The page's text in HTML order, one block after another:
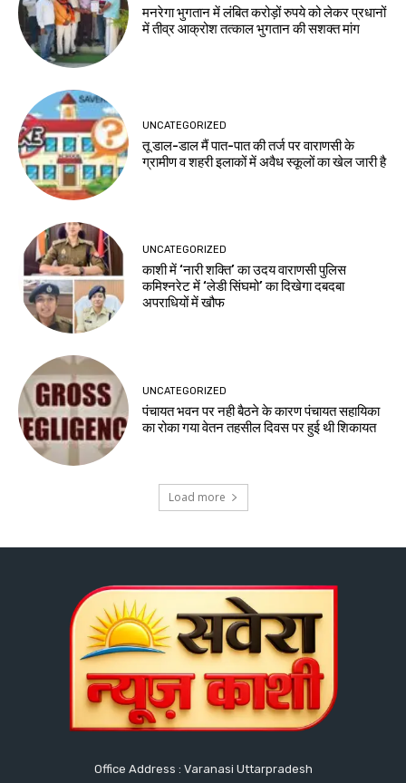
मनरेगा भुगतान में लंबित करोड़ों रुपये को लेकर प्रधानों
में तीव्र आक्रोश तत्काल भुगतान की सशक्त मांग
UNCATEGORIZED
तू डाल-डाल मैं पात-पात की तर्ज पर वाराणसी के
ग्रामीण व शहरी इलाकों में अवैध स्कूलों का खेल जारी है
UNCATEGORIZED
काशी में ‘नारी शक्ति’ का उदय वाराणसी पुलिस
कमिश्नरेट में ‘लेडी सिंघमो’ का दिखेगा दबदबा
अपराधियों में खौफ
UNCATEGORIZED
पंचायत भवन पर नही बैठने के कारण पंचायत सहायिका
का रोका गया वेतन तहसील दिवस पर हुई थी शिकायत
Load more
Office Address : Varanasi Uttarpradesh